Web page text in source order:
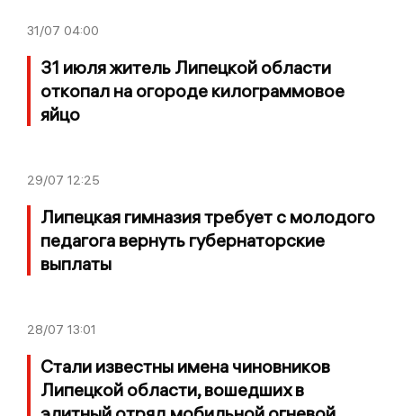
31/07 04:00
31 июля житель Липецкой области
откопал на огороде килограммовое
яйцо
29/07 12:25
Липецкая гимназия требует с молодого
педагога вернуть губернаторские
выплаты
28/07 13:01
Стали известны имена чиновников
Липецкой области, вошедших в